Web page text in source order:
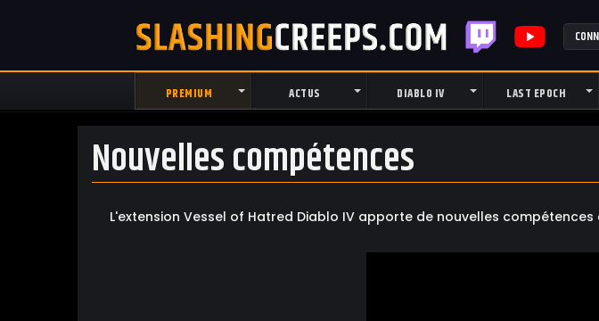
PREMIUM ACTUS DIABLO IV LAST EPOCH
Nouvelles compétences
L'extension Vessel of Hatred Diablo IV apporte de nouvelles